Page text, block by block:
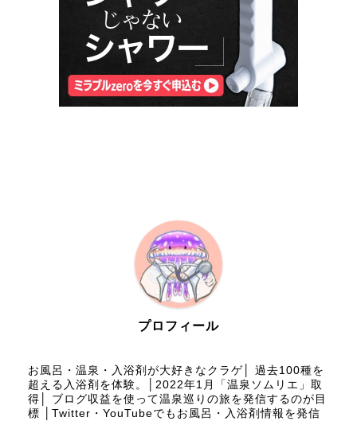
プロフィール
お風呂・温泉・入浴剤が大好きなクラゲ│ 過去100種を
超える入浴剤を体験。│2022年1月「温泉ソムリエ」取
得│ ブログ収益を使って温泉巡りの旅を発信するのが目
標 │Twitter・YouTubeでもお風呂・入浴剤情報を発信